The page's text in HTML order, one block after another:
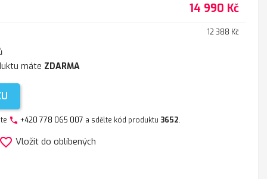
14 990 Kč
12 388 Kč
máte ZDARMA
phone +420 778 065 007 a sdělte kód produktu 3652.
Vložit do oblíbených